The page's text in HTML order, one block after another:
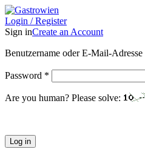
Login / Register
Sign inCreate an Account
Benutzername oder E-Mail-Adresse
Password *
Are you human? Please solve:
Log in